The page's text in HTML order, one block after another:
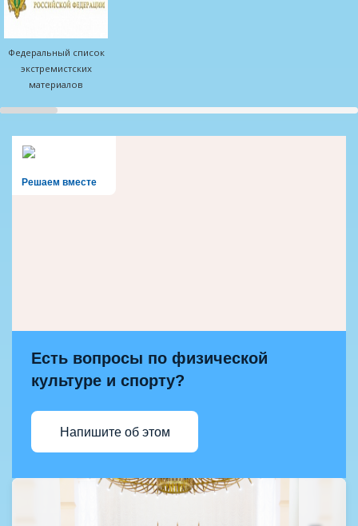
Федеральный список
экстремистских
материалов
Решаем вместе
Есть вопросы по физической
культуре и спорту?
Напишите об этом